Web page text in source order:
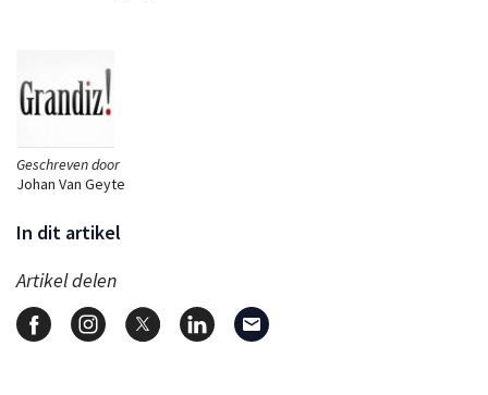
Geschreven door
Johan Van Geyte
In dit artikel
Artikel delen